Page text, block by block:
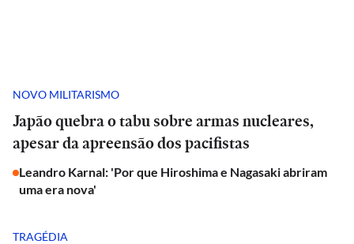
NOVO MILITARISMO
Japão quebra o tabu sobre armas nucleares,
apesar da apreensão dos pacifistas
Leandro Karnal: 'Por que Hiroshima e Nagasaki abriram
uma era nova'
TRAGÉDIA